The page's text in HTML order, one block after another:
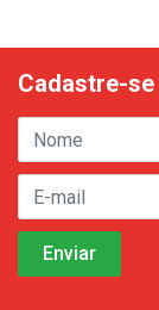
Cadastre-